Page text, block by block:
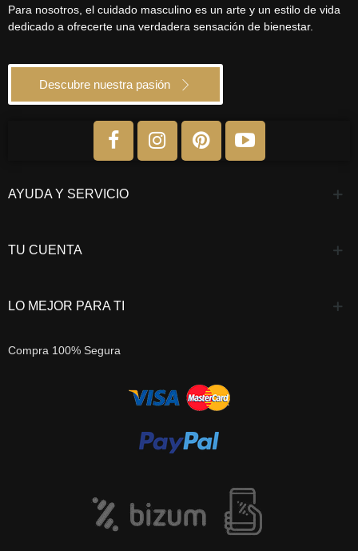
Para nosotros, el cuidado masculino es un arte y un estilo de vida
dedicado a ofrecerte una verdadera sensación de bienestar.
Descubre nuestra pasión
AYUDA Y SERVICIO
TU CUENTA
LO MEJOR PARA TI
Compra 100% Segura